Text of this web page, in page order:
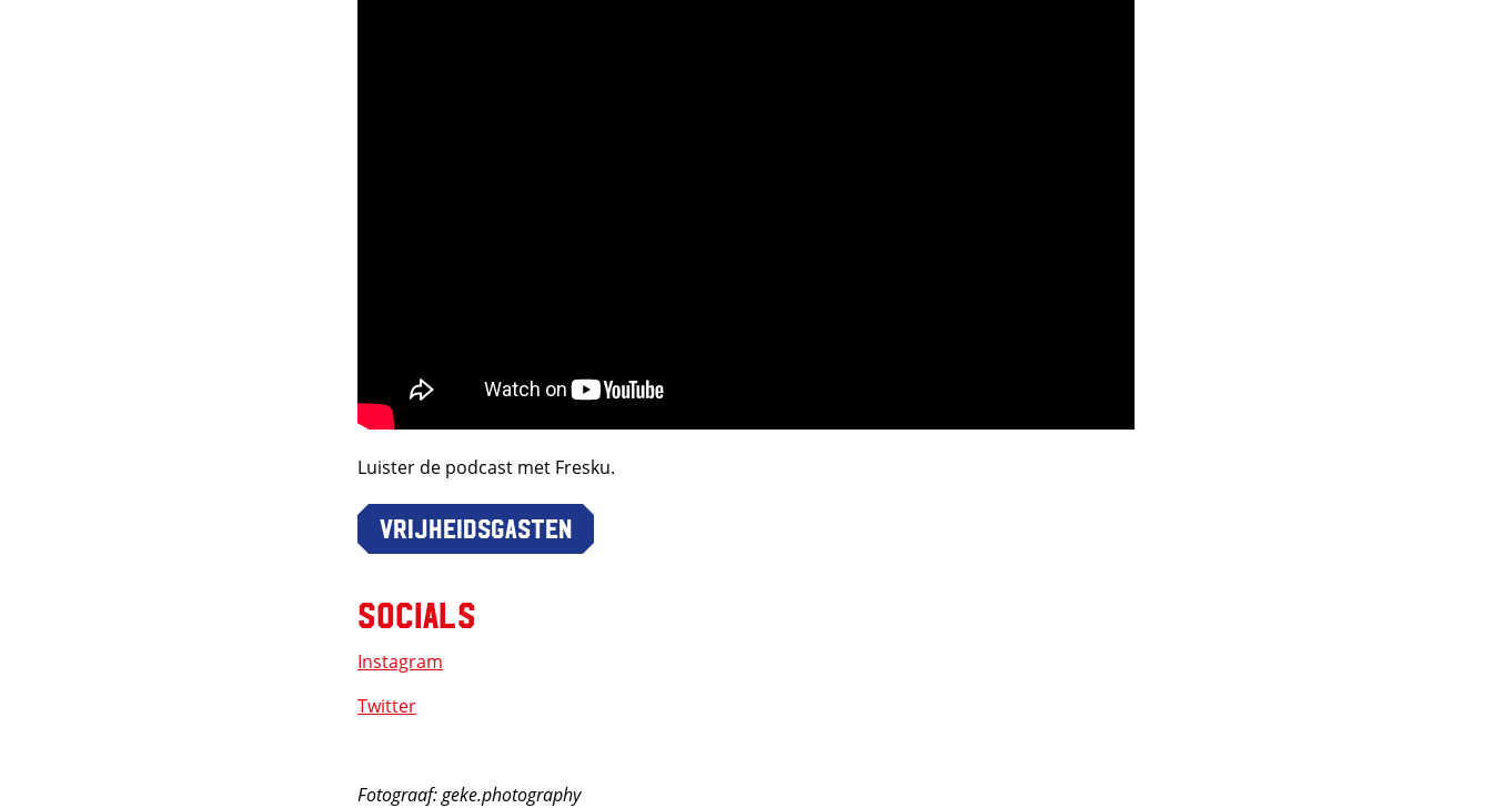
Luister de podcast met Fresku.
Vrijheidsgasten
Socials
Instagram
Twitter
Fotograaf: geke.photography